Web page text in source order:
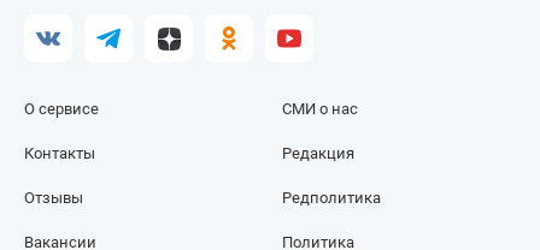
О сервисе
Контакты
Отзывы
СМИ о нас
Редакция
Редполитика
Вакансии
Политика